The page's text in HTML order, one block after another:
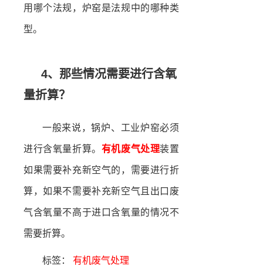
用哪个法规，炉窑是法规中的哪种类
型。
4、那些情况需要进行含氧
量折算？
一般来说，锅炉、工业炉窑必须
进行含氧量折算。 有机废气处理装置
如果需要补充新空气的，需要进行折
算，如果不需要补充新空气且出口废
气含氧量不高于进口含氧量的情况不
需要折算。
标签： 有机废气处理